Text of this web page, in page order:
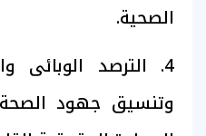
الصحية.
4. الترصد الوبائى
وتنسيق جهود